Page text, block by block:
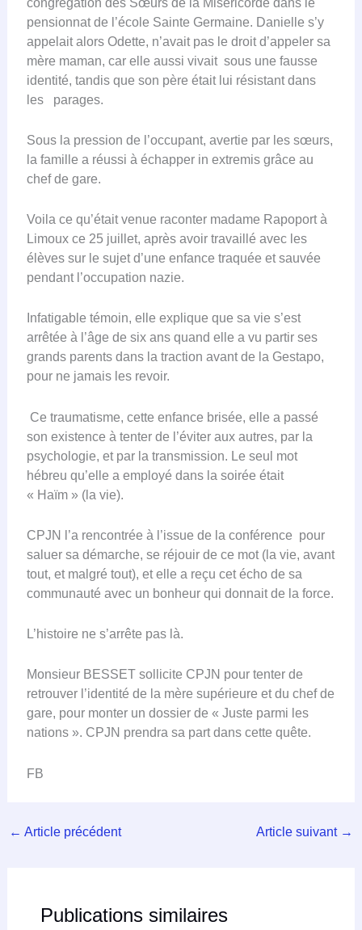
pensionnat de l’école Sainte Germaine. Danielle s’y
appelait alors Odette, n’avait pas le droit d’appeler sa
mère maman, car elle aussi vivait sous une fausse
identité, tandis que son père était lui résistant dans
les parages.
Sous la pression de l’occupant, avertie par les sœurs,
la famille a réussi à échapper in extremis grâce au
chef de gare.
Voila ce qu’était venue raconter madame Rapoport à
Limoux ce 25 juillet, après avoir travaillé avec les
élèves sur le sujet d’une enfance traquée et sauvée
pendant l’occupation nazie.
Infatigable témoin, elle explique que sa vie s’est
arrêtée à l’âge de six ans quand elle a vu partir ses
grands parents dans la traction avant de la Gestapo,
pour ne jamais les revoir.
Ce traumatisme, cette enfance brisée, elle a passé
son existence à tenter de l’éviter aux autres, par la
psychologie, et par la transmission. Le seul mot
hébreu qu’elle a employé dans la soirée était
« Haïm » (la vie).
CPJN l’a rencontrée à l’issue de la conférence pour
saluer sa démarche, se réjouir de ce mot (la vie, avant
tout, et malgré tout), et elle a reçu cet écho de sa
communauté avec un bonheur qui donnait de la force.
L’histoire ne s’arrête pas là.
Monsieur BESSET sollicite CPJN pour tenter de
retrouver l’identité de la mère supérieure et du chef de
gare, pour monter un dossier de « Juste parmi les
nations ». CPJN prendra sa part dans cette quête.
FB
← Article précédent Article suivant →
Publications similaires